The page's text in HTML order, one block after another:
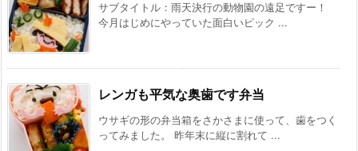
サブタイトル：雨天決行の動物園の遠足ですー！
今月はじめにやっていた面白いピック ...
レンガも平気な奥歯です弁当
ウサギの形の弁当箱をさかさまに使って、歯をつく
ってみました。 昨年末に縦に割れて ...